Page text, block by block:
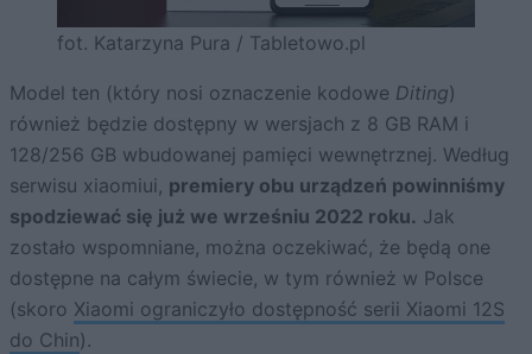
fot. Katarzyna Pura / Tabletowo.pl
Model ten (który nosi oznaczenie kodowe Diting)
również będzie dostępny w wersjach z 8 GB RAM i
128/256 GB wbudowanej pamięci wewnętrznej. Według
serwisu xiaomiui, premiery obu urządzeń powinniśmy
spodziewać się już we wrześniu 2022 roku. Jak
zostało wspomniane, można oczekiwać, że będą one
dostępne na całym świecie, w tym również w Polsce
(skoro Xiaomi ograniczyło dostępność serii Xiaomi 12S
do Chin).